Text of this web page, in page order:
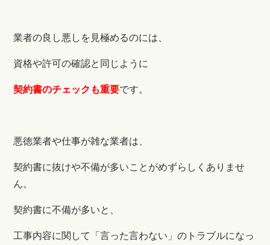
業者の良し悪しを見極めるのには、
資格や許可の確認と同じように
契約書のチェックも重要です。
悪徳業者や仕事が雑な業者は、
契約書に抜けや不備が多いことがめずらしくありませ
ん。
契約書に不備が多いと、
工事内容に関して「言った言わない」のトラブルになっ